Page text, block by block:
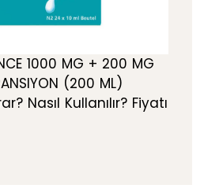
1000 MG + 200 MG
(200 ML)
Nasıl Kullanılır? Fiyatı